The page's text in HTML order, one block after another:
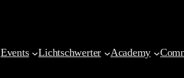
Events Lichtschwerter Academy